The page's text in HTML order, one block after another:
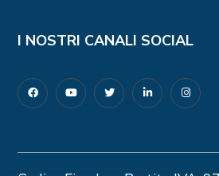
I NOSTRI CANALI SOCIAL